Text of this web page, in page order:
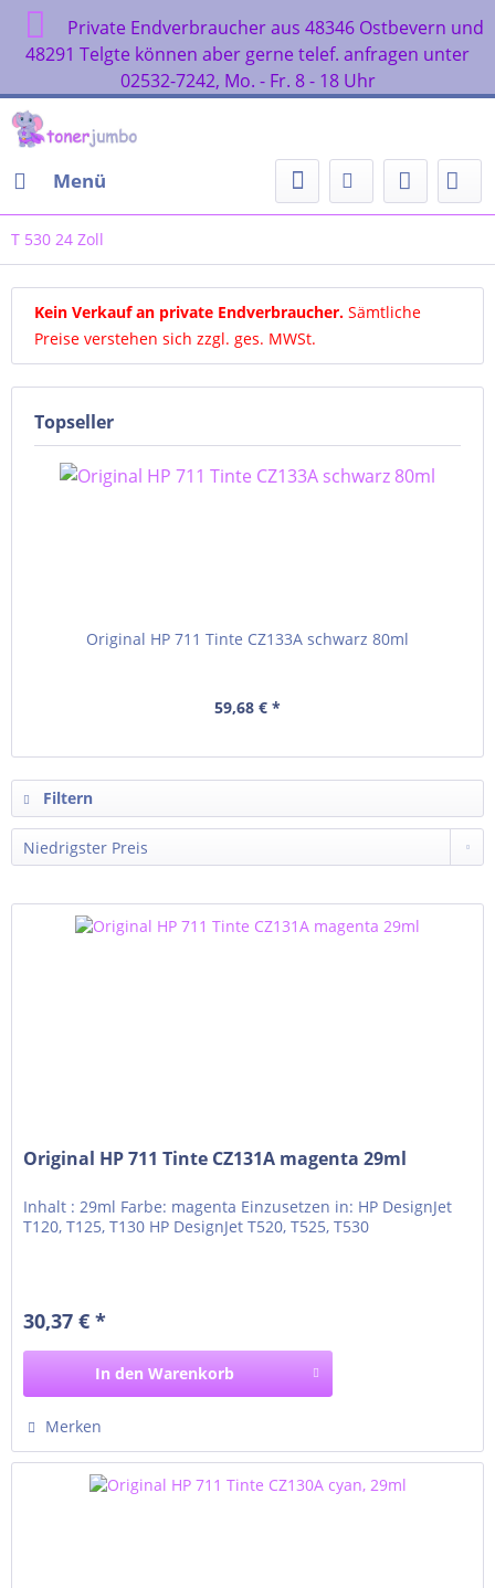
Private Endverbraucher aus 48346 Ostbevern und
48291 Telgte können aber gerne telef. anfragen unter
02532-7242, Mo. - Fr. 8 - 18 Uhr
Menü
T 530 24 Zoll
Kein Verkauf an private Endverbraucher. Sämtliche
Preise verstehen sich zzgl. ges. MWSt.
Topseller
Original HP 711 Tinte CZ133A schwarz 80ml
59,68 € *
Filtern
Original HP 711 Tinte CZ131A magenta 29ml
Inhalt : 29ml Farbe: magenta Einzusetzen in: HP DesignJet
T120, T125, T130 HP DesignJet T520, T525, T530
30,37 € *
In den Warenkorb
Merken